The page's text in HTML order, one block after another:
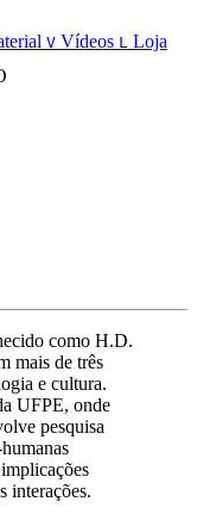
V Vídeos L Loja
como H.D.
mais de três
e cultura.
UFPE, onde
pesquisa
interações.